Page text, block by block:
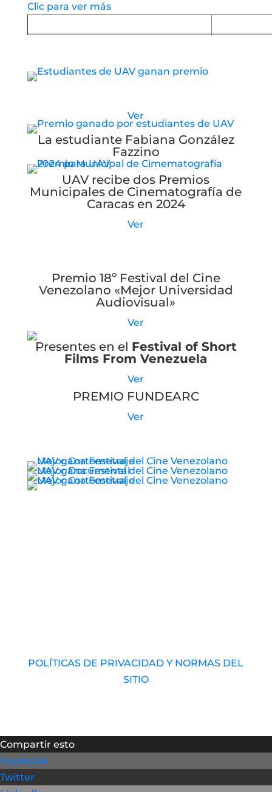
Clic para ver más
Ver
La estudiante Fabiana González
Fazzino
UAV recibe dos Premios
Municipales de Cinematografía de
Caracas en 2024
Ver
Premio 18º Festival del Cine
Venezolano «Mejor Universidad
Audiovisual»
Ver
Presentes en el Festival of Short
Films From Venezuela
Ver
PREMIO FUNDEARC
Ver
POLÍTICAS DE PRIVACIDAD Y NORMAS DEL
SITIO
Compartir esto
Facebook
Twitter